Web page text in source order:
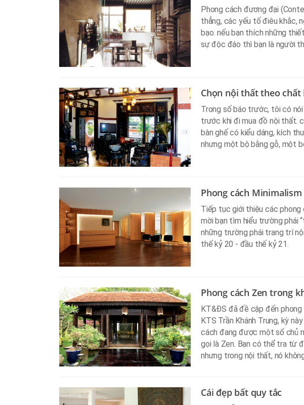
Phong cách đương đại
thẳng, các yếu tố điêu khắc,
bạo. nếu bạn thích những
sự độc đáo thì bạn là người
Chọn nội thất theo chất
Trong số báo trước, tôi có
trước khi đi mua đồ nội thất.
bàn ghế có kiểu dáng, kích
nhưng một bộ bằng gỗ, một
Phong cách Minimalism
Tiếp tục giới thiệu các
mời bạn tìm hiểu trường phái
những trường phái trang trí
thế kỷ 20 - đầu thế kỷ 21.
Phong cách Zen trong
KT&ĐS đã đề cập đến
KTS Trần Khánh Trung, kỳ
cách đang được một số chủ
gọi là Zen. Bạn có thể tra từ
nhưng trong nội thất, nó
Cái đẹp bất quy tắc